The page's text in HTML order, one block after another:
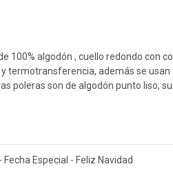
100% algodón , cuello redondo con
termotransferencia, además se usan
poleras son de algodón punto liso,
Fecha Especial - Feliz Navidad